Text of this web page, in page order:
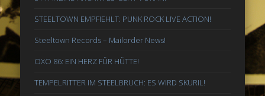
STEELTOWN EMPFIEHLT: PUNK ROCK LIVE ACTION!
Steeltown Records – Mailorder News!
OXO 86: EIN HERZ FÜR HÜTTE!
TEMPELRITTER IM STEELBRUCH: ES WIRD SKURIL!